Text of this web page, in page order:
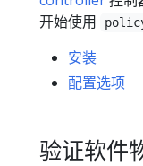
开始使用
安装
配置选项
验证软件